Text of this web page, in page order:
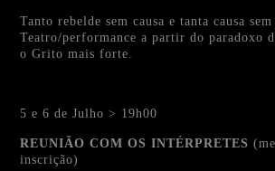
Tanto rebelde sem causa e tanta causa
Teatro/performance a partir do paradoxo
o Grito mais forte.
5 e 6 de Julho > 19h00
REUNIÃO COM OS INTÉRPRETES
inscrição)